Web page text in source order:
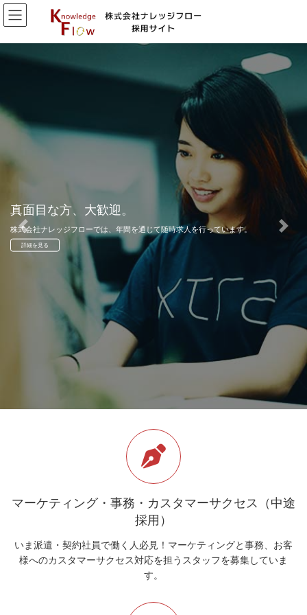
真面目な方、大歓迎。
株式会社ナレッジフローでは、年間を通じて随時求人を行っています。
詳細を見る
Previous Next
マーケティング・事務・カスタマーサクセス（中途
採用）
いま派遣・契約社員で働く人必見！マーケティングと事務、お客
様へのカスタマーサクセス対応を担うスタッフを募集していま
す。